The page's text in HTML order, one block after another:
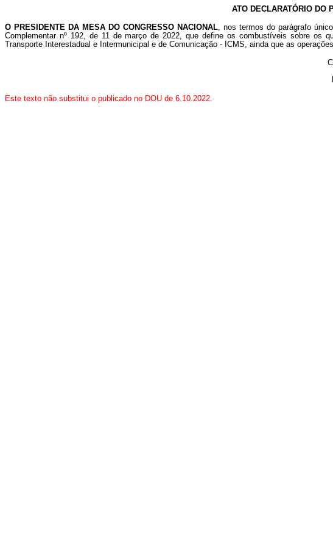
ATO DECLARATÓRIO DO
O PRESIDENTE DA MESA DO CONGRESSO NACIONAL, nos termos do parágrafo
Complementar nº 192, de 11 de março de 2022, que define os combustíveis sobre os
Transporte Interestadual e Intermunicipal e de Comunicação - ICMS, ainda que as
Este texto não substitui o publicado no DOU de 6.10.2022.